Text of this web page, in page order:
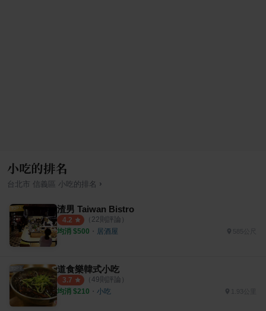
小吃的排名
台北市 信義區 小吃 的排名 ›
渣男 Taiwan Bistro
4.2 （ 22則評論）
均消 $500 ・ 居酒屋 585公尺
道食樂韓式小吃
3.7 （ 49則評論）
均消 $210 ・ 小吃